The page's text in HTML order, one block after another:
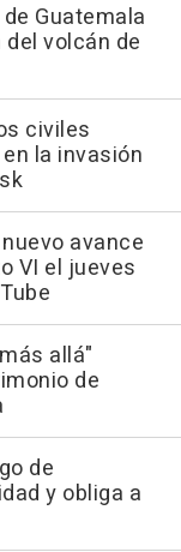
Guatemala
volcán de
civiles
la invasión
avance
VI el jueves
allá"
de
de
y obliga a